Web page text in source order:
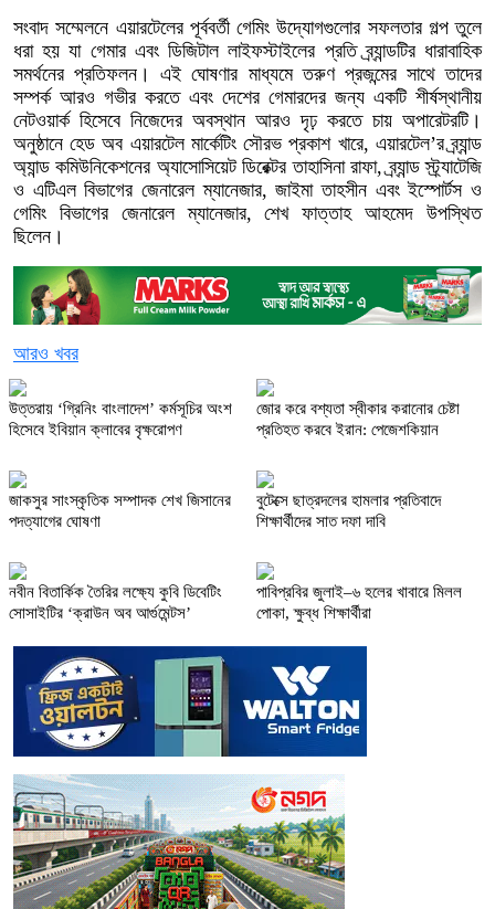
সংবাদ সম্মেলনে এয়ারটেলের পূর্ববর্তী গেমিং উদ্যোগগুলোর সফলতার গল্প তুলে
ধরা হয় যা গেমার এবং ডিজিটাল লাইফস্টাইলের প্রতি ব্র্যান্ডটির ধারাবাহিক
সমর্থনের প্রতিফলন। এই ঘোষণার মাধ্যমে তরুণ প্রজন্মের সাথে তাদের
সম্পর্ক আরও গভীর করতে এবং দেশের গেমারদের জন্য একটি শীর্ষস্থানীয়
নেটওয়ার্ক হিসেবে নিজেদের অবস্থান আরও দৃঢ় করতে চায় অপারেটরটি।
অনুষ্ঠানে হেড অব এয়ারটেল মার্কেটিং সৌরভ প্রকাশ খারে, এয়ারটেল’র ব্র্যান্ড
অ্যান্ড কমিউনিকেশনের অ্যাসোসিয়েট ডিরেক্টর তাহাসিনা রাফা, ব্র্যান্ড স্ট্র্যাটেজি
ও এটিএল বিভাগের জেনারেল ম্যানেজার, জাইমা তাহসীন এবং ইস্পোর্টস ও
গেমিং বিভাগের জেনারেল ম্যানেজার, শেখ ফাত্তাহ আহমেদ উপস্থিত
ছিলেন।
আরও খবর
উত্তরায় ‘গ্রিনিং বাংলাদেশ’ কর্মসূচির অংশ
হিসেবে ইবিয়ান ক্লাবের বৃক্ষরোপণ
জোর করে বশ্যতা স্বীকার করানোর চেষ্টা
প্রতিহত করবে ইরান: পেজেশকিয়ান
জাকসুর সাংস্কৃতিক সম্পাদক শেখ জিসানের
পদত্যাগের ঘোষণা
বুটেক্সে ছাত্রদলের হামলার প্রতিবাদে
শিক্ষার্থীদের সাত দফা দাবি
নবীন বিতার্কিক তৈরির লক্ষ্যে কুবি ডিবেটিং
সোসাইটির ‘ক্রাউন অব আর্গুমেন্টস’
পাবিপ্রবির জুলাই–৬ হলের খাবারে মিলল
পোকা, ক্ষুব্ধ শিক্ষার্থীরা